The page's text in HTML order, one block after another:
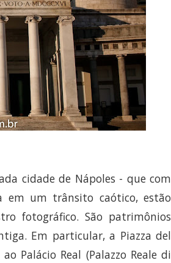
cidade de Nápoles - que com
em um trânsito caótico, estão
fotográfico. São patrimônios
Em particular, a Piazza del
Palácio Real (Palazzo Reale di